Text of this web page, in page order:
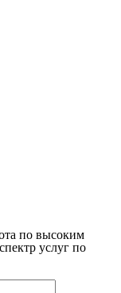
по высоким
услуг по